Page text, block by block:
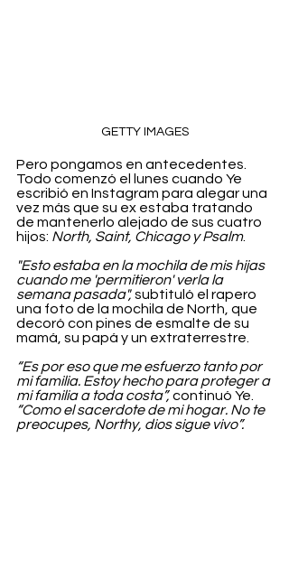
GETTY IMAGES
Pero pongamos en antecedentes.
Todo comenzó el lunes cuando Ye
escribió en Instagram para alegar una
vez más que su ex estaba tratando
de mantenerlo alejado de sus cuatro
hijos: North, Saint, Chicago y Psalm.
"Esto estaba en la mochila de mis hijas
cuando me 'permitieron' verla la
semana pasada", subtituló el rapero
una foto de la mochila de North, que
decoró con pines de esmalte de su
mamá, su papá y un extraterrestre.
“Es por eso que me esfuerzo tanto por
mi familia. Estoy hecho para proteger a
mi familia a toda costa”, continuó Ye.
“Como el sacerdote de mi hogar. No te
preocupes, Northy, dios sigue vivo”.